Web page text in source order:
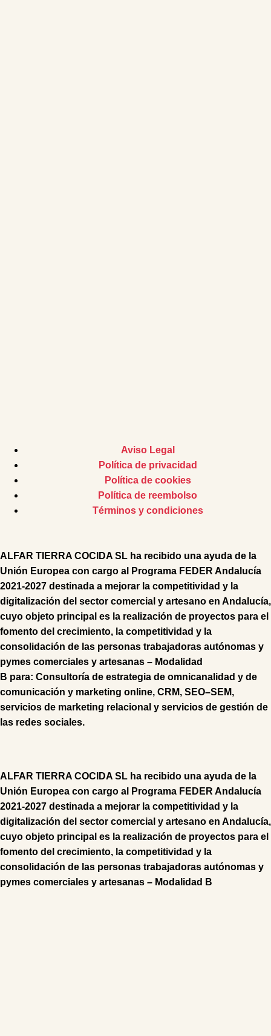
Aviso Legal
Política de privacidad
Política de cookies
Política de reembolso
Términos y condiciones
ALFAR TIERRA COCIDA SL ha recibido una ayuda de la
Unión Europea con cargo al Programa FEDER Andalucía
2021-2027 destinada a mejorar la competitividad y la
digitalización del sector comercial y artesano en Andalucía,
cuyo objeto principal es la realización de proyectos para el
fomento del crecimiento, la competitividad y la
consolidación de las personas trabajadoras autónomas y
pymes comerciales y artesanas – Modalidad
B para: Consultoría de estrategia de omnicanalidad y de
comunicación y marketing online, CRM, SEO–SEM,
servicios de marketing relacional y servicios de gestión de
las redes sociales.
ALFAR TIERRA COCIDA SL ha recibido una ayuda de la
Unión Europea con cargo al Programa FEDER Andalucía
2021-2027 destinada a mejorar la competitividad y la
digitalización del sector comercial y artesano en Andalucía,
cuyo objeto principal es la realización de proyectos para el
fomento del crecimiento, la competitividad y la
consolidación de las personas trabajadoras autónomas y
pymes comerciales y artesanas – Modalidad B